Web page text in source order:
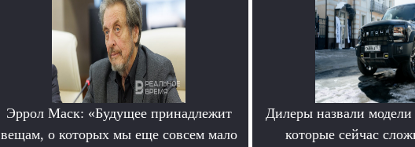
Эррол Маск: «Будущее принадлежит
вещам, о которых мы еще совсем мало
Дилеры назвали
которые сейчас